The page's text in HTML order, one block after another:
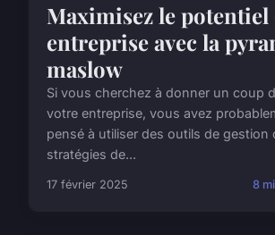
Maximisez le potentiel
entreprise avec la
maslow
Si vous cherchez à donner un coup
votre entreprise, vous avez
pensé à utiliser des outils de gestion
stratégies de...
17 février 2025 8